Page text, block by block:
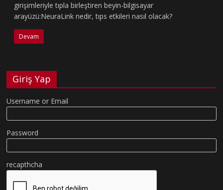
girişimleriyle tıpla birleştiren beyin-bilgisayar
arayüzü:NeuraLink nedir, tıps etkileri nasıl olacak?
Devam
Giriş Yap
Username or Email
Password
recapthcha